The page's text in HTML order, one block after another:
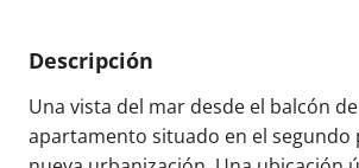
Descripción
Una vista del mar desde el balcón
apartamento situado en el segundo